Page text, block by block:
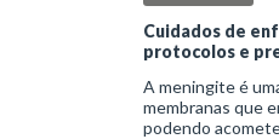
Cuidados de
protocolos e
A meningite é
membranas que
podendo